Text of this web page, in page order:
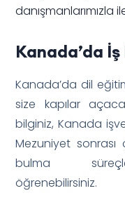
danışmanlarımızla
Kanada’da
Kanada’da dil
size kapılar
bilginiz, Kanada
Mezuniyet
bulma
öğrenebilirsiniz.